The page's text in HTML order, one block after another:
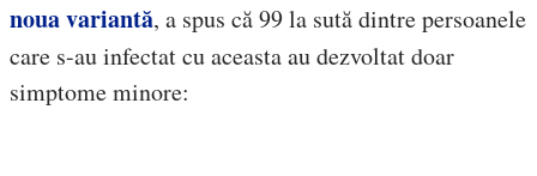
noua variantă, a spus că 99 la sută dintre persoanele
care s-au infectat cu aceasta au dezvoltat doar
simptome minore: